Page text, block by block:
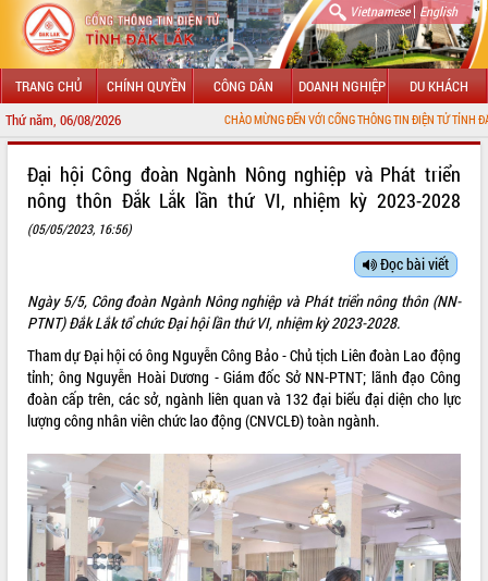
Vietnamese| English
TRANG CHỦ CHÍNH QUYỀN CÔNG DÂN DOANH NGHIỆP DU KHÁCH
Thứ năm, 06/08/2026 CHÀO MỪNG ĐẾN VỚI CỔNG THÔNG TIN ĐIỆN TỬ TỈNH ĐẮK LẮK
LÃNH ĐẠO UBND TỈNH
SỞ, BAN, NGÀNH
THÔNG TIN CHỈ ĐẠO ĐIỀU HÀNH
HỆ THỐNG VĂN BẢN
VĂN BẢN HĐND TỈNH
ĐIỂM TIN VĂN BẢN
QUY HOẠCH - KẾ HOẠCH
Đại hội Công đoàn Ngành Nông nghiệp và Phát triển
nông thôn Đắk Lắk lần thứ VI, nhiệm kỳ 2023-2028
(05/05/2023, 16:56)
Đọc bài viết
Ngày 5/5, Công đoàn Ngành Nông nghiệp và Phát triển nông thôn (NN-
PTNT) Đắk Lắk tổ chức Đại hội lần thứ VI, nhiệm kỳ 2023-2028.
Tham dự Đại hội có ông Nguyễn Công Bảo - Chủ tịch Liên đoàn Lao động
tỉnh; ông Nguyễn Hoài Dương - Giám đốc Sở NN-PTNT; lãnh đạo Công
đoàn cấp trên, các sở, ngành liên quan và 132 đại biểu đại diện cho lực
lượng công nhân viên chức lao động (CNVCLĐ) toàn ngành.